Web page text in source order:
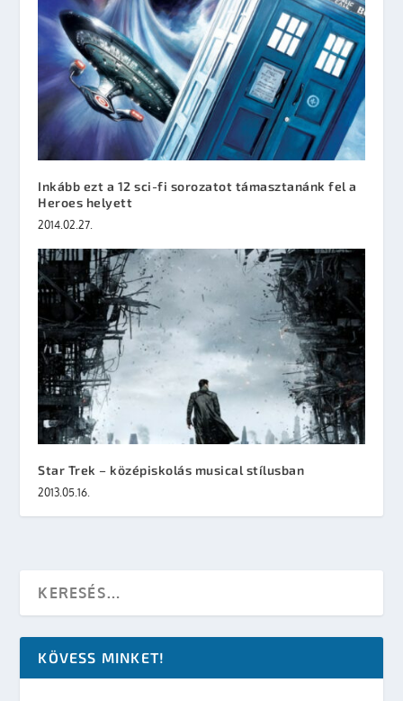
Inkább ezt a 12 sci-fi sorozatot támasztanánk fel a
Heroes helyett
2014.02.27.
Star Trek – középiskolás musical stílusban
2013.05.16.
KÖVESS MINKET!